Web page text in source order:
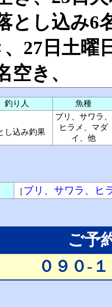
とし込み6
27日土曜
空き、
釣り人 魚種
し込み釣果
ブリ、サワラ、
ヒラメ、マダ
イ、他
［ブリ、サワラ、ヒ
ご予
０９０-